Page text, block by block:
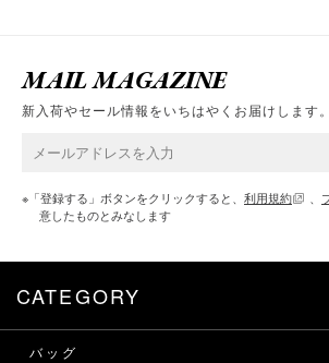
MAIL MAGAZINE
新入荷やセール情報をいちはやくお届けします。
※「登録する」ボタンをクリックすると、 利用規約 、
意したものとみなします
CATEGORY
バッグ